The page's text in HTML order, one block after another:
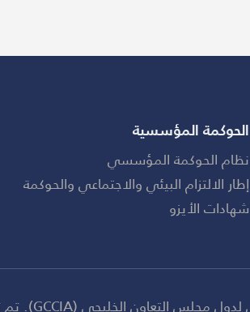
الحوكمة المؤسسية
نظام الحوكمة المؤسسي
إطار الالتزام البيئي والاجتماعي والحوكمة
شهادات الأيزو